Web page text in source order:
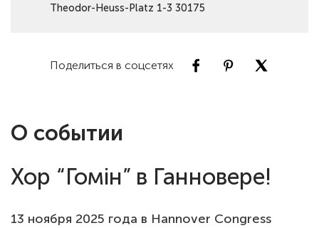
Theodor-Heuss-Platz 1-3 30175
Поделиться в соцсетях
О событии
Хор “Гомін” в Ганновере!
13 ноября 2025 года в Hannover Congress